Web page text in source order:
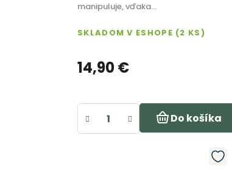
manipuluje, vďaka...
SKLADOM V ESHOPE (2 KS)
14,90 €
Do košíka